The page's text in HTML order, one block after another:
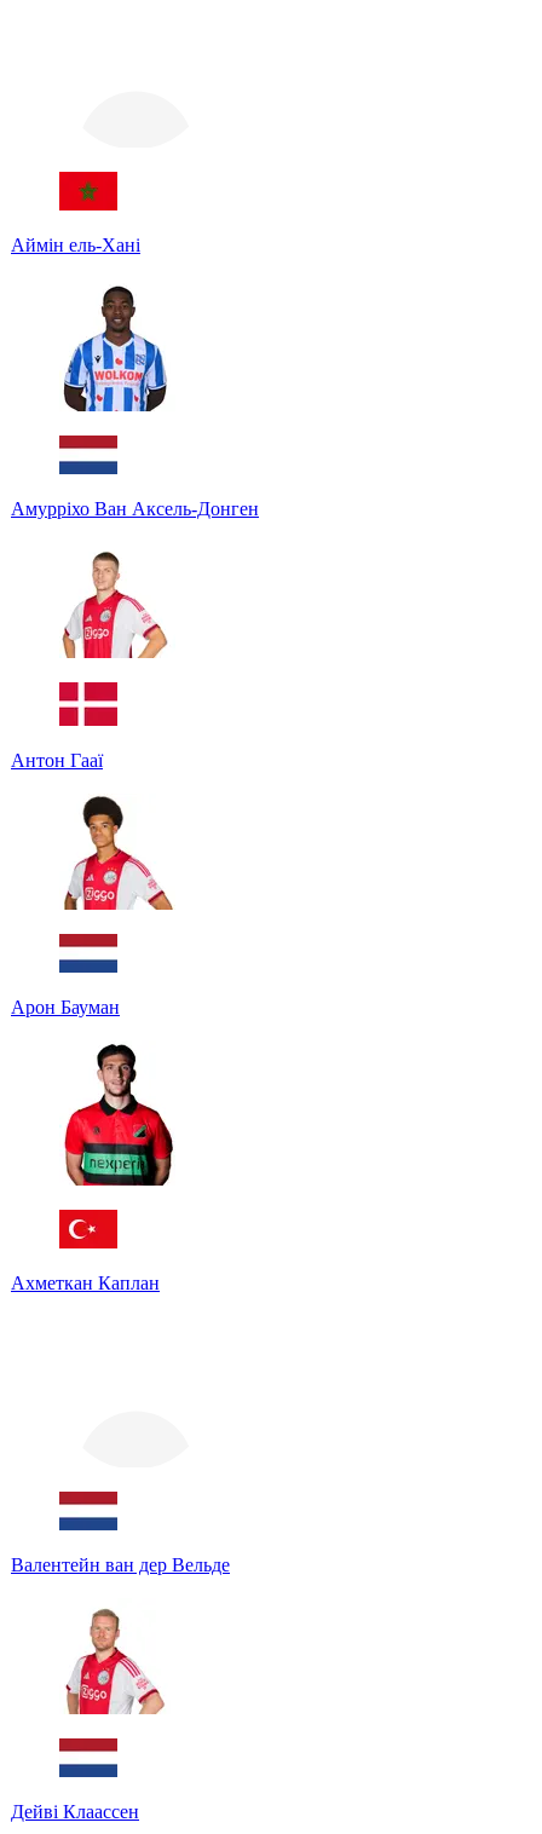
Аймін ель-Хані
Амурріхо Ван Аксель-Донген
Антон Гааї
Арон Бауман
Ахметкан Каплан
Валентейн ван дер Вельде
Дейві Клаассен